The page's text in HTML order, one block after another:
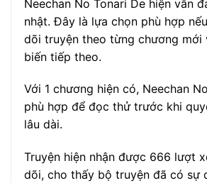
Neechan No Tonari De hiện vẫn
nhật. Đây là lựa chọn phù hợp
dõi truyện theo từng chương mới
biến tiếp theo.
Với 1 chương hiện có, Neechan
phù hợp để đọc thử trước khi
lâu dài.
Truyện hiện nhận được 666 lượt
dõi, cho thấy bộ truyện đã có sự